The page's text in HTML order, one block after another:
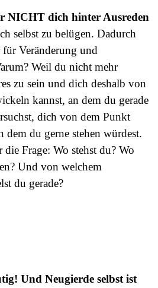
NICHT dich hinter Ausreden
selbst zu belügen. Dadurch
Veränderung und
Weil du nicht mehr
zu sein und dich deshalb von
kannst, an dem du gerade
dich von dem Punkt
dem du gerne stehen würdest.
Frage: Wo stehst du? Wo
Und von welchem
du gerade?
Und Neugierde selbst ist